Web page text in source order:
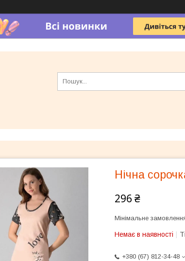
Нічна
296 ₴
Мінімальне
Немає в наявності
+380 (67) 812-34-48